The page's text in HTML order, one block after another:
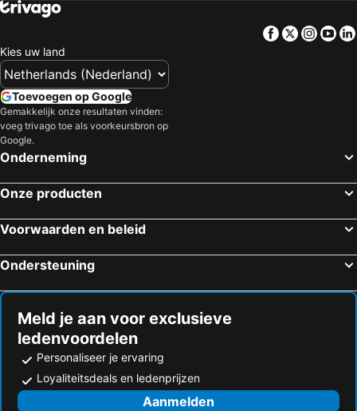
Facebook
Twitter
Kies uw land
Toevoegen op Google
Gemakkelijk onze resultaten vinden:
voeg trivago toe als voorkeursbron op
Google.
Onderneming
Onze producten
Voorwaarden en beleid
Ondersteuning
Meld je aan voor exclusieve
ledenvoordelen
Personaliseer je ervaring
Loyaliteitsdeals en ledenprijzen
Aanmelden